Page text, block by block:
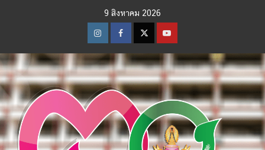
9 สิงหาคม 2026
InstagramFacebookTwitterYoutube